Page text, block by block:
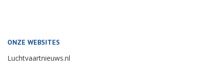
ONZE WEBSITES
Luchtvaartnieuws.nl